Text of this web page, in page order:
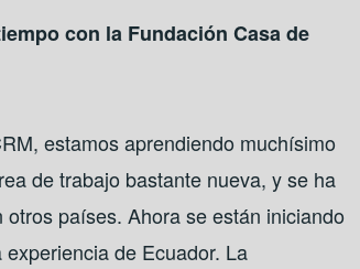
con la Fundación Casa de
estamos aprendiendo muchísimo
de trabajo bastante nueva, y se ha
países. Ahora se están iniciando
de Ecuador. La